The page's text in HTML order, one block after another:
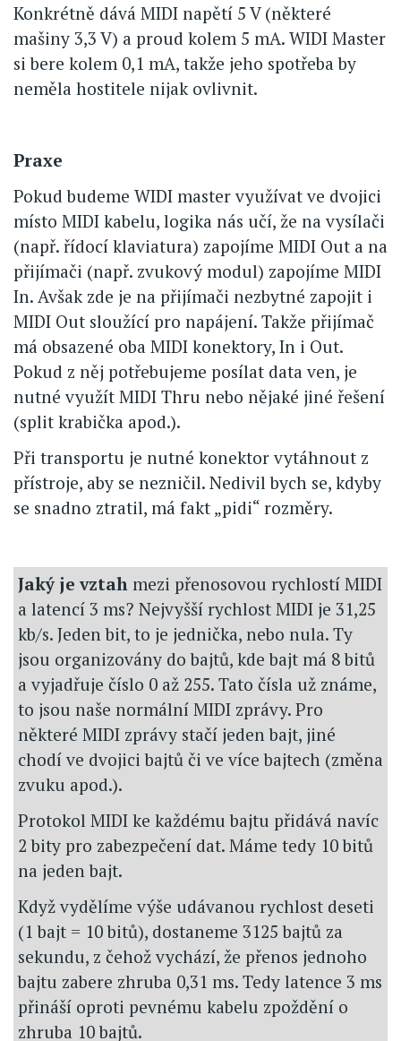
Konkrétně dává MIDI napětí 5 V (některé
mašiny 3,3 V) a proud kolem 5 mA. WIDI Master
si bere kolem 0,1 mA, takže jeho spotřeba by
neměla hostitele nijak ovlivnit.
Praxe
Pokud budeme WIDI master využívat ve dvojici
místo MIDI kabelu, logika nás učí, že na vysílači
(např. řídocí klaviatura) zapojíme MIDI Out a na
přijímači (např. zvukový modul) zapojíme MIDI
In. Avšak zde je na přijímači nezbytné zapojit i
MIDI Out sloužící pro napájení. Takže přijímač
má obsazené oba MIDI konektory, In i Out.
Pokud z něj potřebujeme posílat data ven, je
nutné využít MIDI Thru nebo nějaké jiné řešení
(split krabička apod.).
Při transportu je nutné konektor vytáhnout z
přístroje, aby se nezničil. Nedivil bych se, kdyby
se snadno ztratil, má fakt „pidi“ rozměry.
Jaký je vztah mezi přenosovou rychlostí MIDI
a latencí 3 ms? Nejvyšší rychlost MIDI je 31,25
kb/s. Jeden bit, to je jednička, nebo nula. Ty
jsou organizovány do bajtů, kde bajt má 8 bitů
a vyjadřuje číslo 0 až 255. Tato čísla už známe,
to jsou naše normální MIDI zprávy. Pro
některé MIDI zprávy stačí jeden bajt, jiné
chodí ve dvojici bajtů či ve více bajtech (změna
zvuku apod.).
Protokol MIDI ke každému bajtu přidává navíc
2 bity pro zabezpečení dat. Máme tedy 10 bitů
na jeden bajt.
Když vydělíme výše udávanou rychlost deseti
(1 bajt = 10 bitů), dostaneme 3125 bajtů za
sekundu, z čehož vychází, že přenos jednoho
bajtu zabere zhruba 0,31 ms. Tedy latence 3 ms
přináší oproti pevnému kabelu zpoždění o
zhruba 10 bajtů.